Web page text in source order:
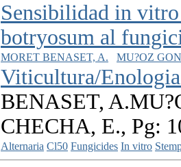
Sensibilidad in
botryosum al
MORET BENASET, A.
MU?OZ
Viticultura/
BENASET,
CHECHA, E., Pg:
Alternaria Cl50 Fungicides In vitro